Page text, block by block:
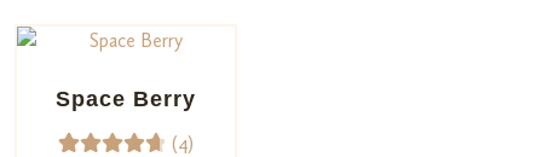
d auf
ewertun
gen
Space Berry
(4)